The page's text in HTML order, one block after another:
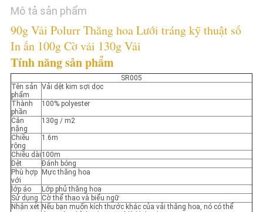
CÁC
TRƯỜNG
HỢP
COMPANY
NEWS
SƠ
ĐỒ
TRANG
WEB
Mô tả sản phẩm
90g Vải Polurr Thăng hoa Lưới tráng kỹ thuật số
In ấn 100g Cờ vải 130g Vải
Tính năng sản phẩm
SR005
Tên sản
phẩm
Vải dệt kim sợi dọc
Thành
phần
100% polyester
Cân
nặng
130g / m2
Chiều
rộng
1.6m
Chiều dài 100m
Dệt
Đánh bóng
Phù hợp
với
Mực thăng hoa
lớp áo
Lớp phủ thăng hoa
Sử dụng Cờ thể thao và biểu ngữ
Nhận xét Nếu bạn muốn kích thước khác của vải thăng hoa, nó có thể